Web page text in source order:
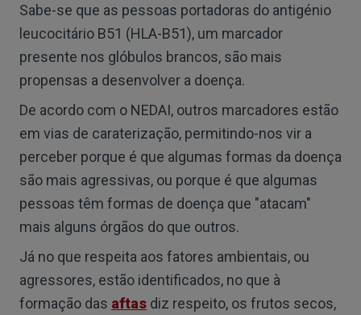
Sabe-se que as pessoas portadoras do antigénio
leucocitário B51 (HLA-B51), um marcador
presente nos glóbulos brancos, são mais
propensas a desenvolver a doença.
De acordo com o NEDAI, outros marcadores estão
em vias de caraterização, permitindo-nos vir a
perceber porque é que algumas formas da doença
são mais agressivas, ou porque é que algumas
pessoas têm formas de doença que "atacam"
mais alguns órgãos do que outros.
Já no que respeita aos fatores ambientais, ou
agressores, estão identificados, no que à
formação das aftas diz respeito, os frutos secos,